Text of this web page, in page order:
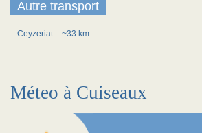
Autre transport
Ceyzeriat ~33 km
Méteo à Cuiseaux